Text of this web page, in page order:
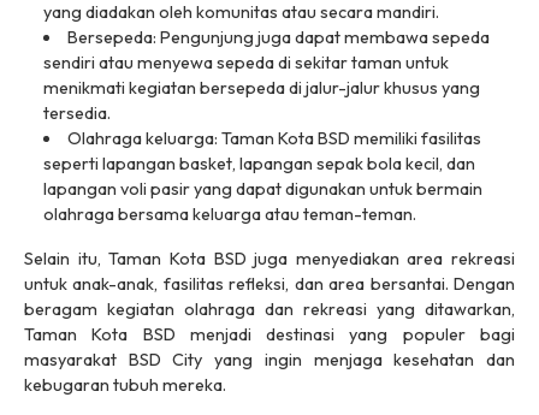
yang diadakan oleh komunitas atau secara mandiri.
Bersepeda: Pengunjung juga dapat membawa sepeda
sendiri atau menyewa sepeda di sekitar taman untuk
menikmati kegiatan bersepeda di jalur-jalur khusus yang
tersedia.
Olahraga keluarga: Taman Kota BSD memiliki fasilitas
seperti lapangan basket, lapangan sepak bola kecil, dan
lapangan voli pasir yang dapat digunakan untuk bermain
olahraga bersama keluarga atau teman-teman.
Selain itu, Taman Kota BSD juga menyediakan area rekreasi
untuk anak-anak, fasilitas refleksi, dan area bersantai. Dengan
beragam kegiatan olahraga dan rekreasi yang ditawarkan,
Taman Kota BSD menjadi destinasi yang populer bagi
masyarakat BSD City yang ingin menjaga kesehatan dan
kebugaran tubuh mereka.